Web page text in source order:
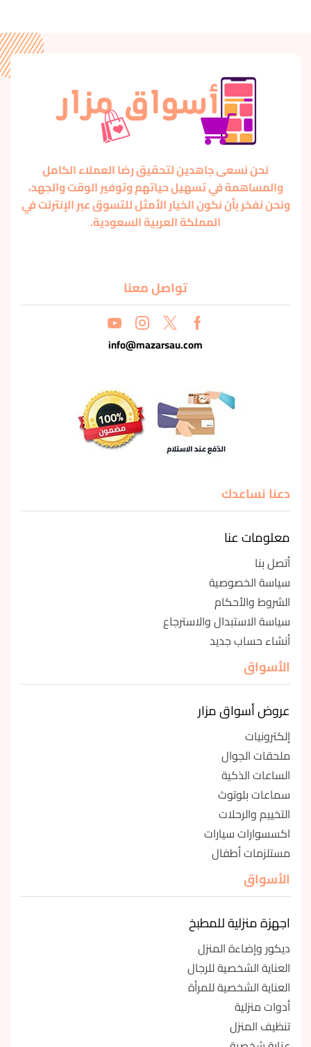
نحن نسعى جاهدين لتحقيق رضا العملاء الكامل
والمساهمة في تسهيل حياتهم وتوفير الوقت والجهد،
ونحن نفخر بأن نكون الخيار الأمثل للتسوق عبر الإنترنت في
المملكة العربية السعودية.
تواصل معنا
info@mazarsau.com
دعنا نساعدك
معلومات عنا
أتصل بنا
سياسة الخصوصية
الشروط والأحكام
سياسة الاستبدال والاسترجاع
أنشاء حساب جديد
الأسواق
عروض أسواق مزار
إلكترونيات
ملحقات الجوال
الساعات الذكية
سماعات بلوتوث
التخييم والرحلات
اكسسوارات سيارات
مستلزمات أطفال
الأسواق
اجهزة منزلية للمطبخ
ديكور وإضاءة المنزل
العناية الشخصية للرجال
العناية الشخصية للمرأة
أدوات منزلية
تنظيف المنزل